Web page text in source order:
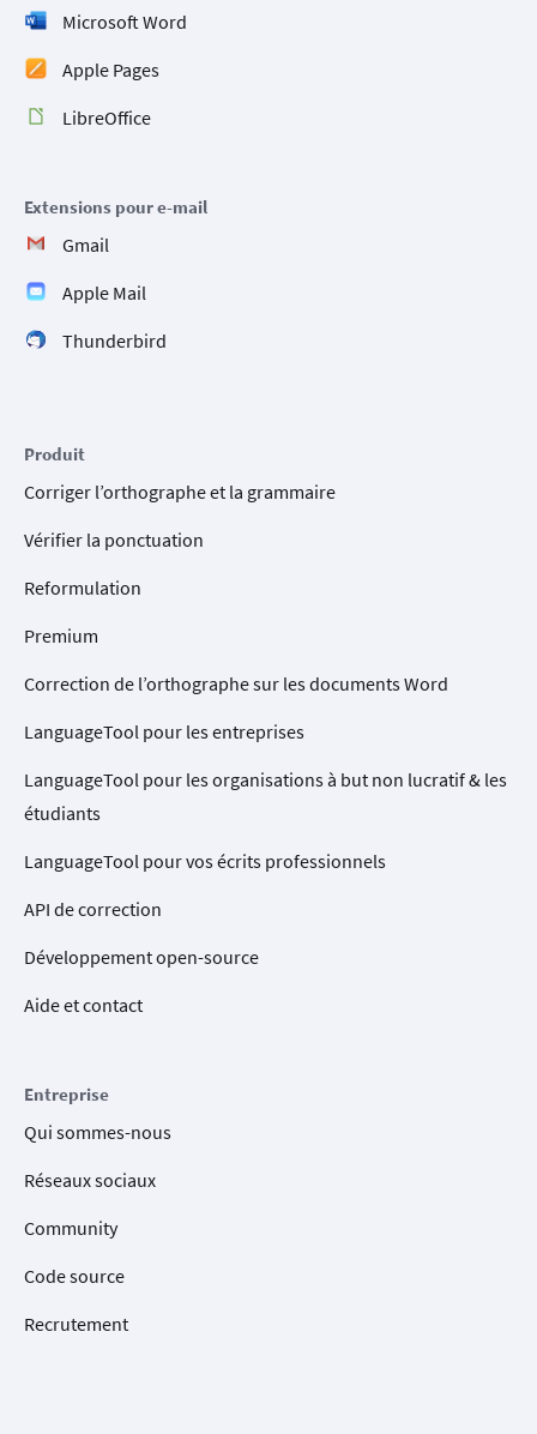
Microsoft Word
Apple Pages
LibreOffice
Extensions pour e-mail
Gmail
Apple Mail
Thunderbird
Produit
Corriger l’orthographe et la grammaire
Vérifier la ponctuation
Reformulation
Premium
Correction de l’orthographe sur les documents Word
LanguageTool pour les entreprises
LanguageTool pour les organisations à but non lucratif & les
étudiants
LanguageTool pour vos écrits professionnels
API de correction
Développement open-source
Aide et contact
Entreprise
Qui sommes-nous
Réseaux sociaux
Community
Code source
Recrutement